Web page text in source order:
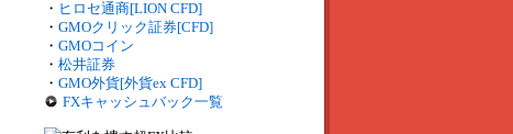
・ ヒロセ通商[LION CFD]
・ GMOクリック証券[CFD]
・ GMOコイン
・ 松井証券
・ GMO外貨[外貨ex CFD]
FXキャッシュバック一覧